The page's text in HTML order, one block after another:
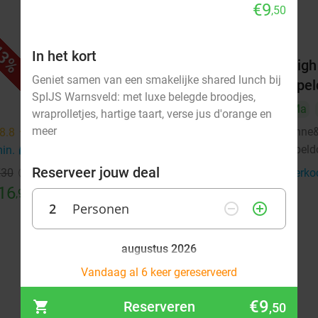
8.8 star
directions_car
,99
3-gangen keuzediner bij
Brasserie & Wijnbar Martins
Di Wo Do
Vr
Brasserie & Wijnbar Martins
Verkocht: 681
€26,50
Ma
€9,50
In het kort
Geniet samen van een smakelijke shared lunch bij
SpIJS Warnsveld: met luxe belegde broodjes,
wraprolletjes, hartige taart, verse jus d'orange en
meer
Reserveer jouw deal
2 Personen remove_circle_outline add_circle_outline
augustus 2026
Di Wo Do Vr Za
2
Vandaag al 6 keer gereserveerd
Reserveren €9,50